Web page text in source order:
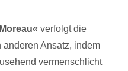
verfolgt die
Ansatz, indem
vermenschlicht